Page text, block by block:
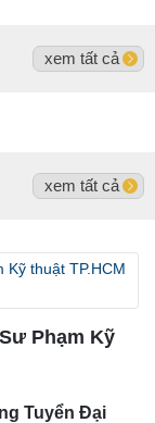
xem tất cả
xem tất cả
Phạm Kỹ
Tuyển Đại